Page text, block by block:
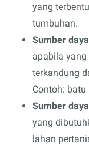
yang
tumbuhan.
Sumber
apabila
terkandung
Contoh:
Sumber
yang
lahan